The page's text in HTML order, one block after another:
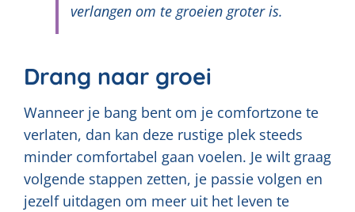
verlangen om te groeien groter is.
Drang naar groei
Wanneer je bang bent om je comfortzone te
verlaten, dan kan deze rustige plek steeds
minder comfortabel gaan voelen. Je wilt graag
volgende stappen zetten, je passie volgen en
jezelf uitdagen om meer uit het leven te